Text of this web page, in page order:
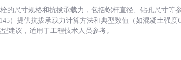
的尺寸规格和抗拔承载力，包括螺杆直径、钻孔尺寸等
）提供抗拔承载力计算方法和典型数值（如混凝土强度
建议，适用于工程技术人员参考。